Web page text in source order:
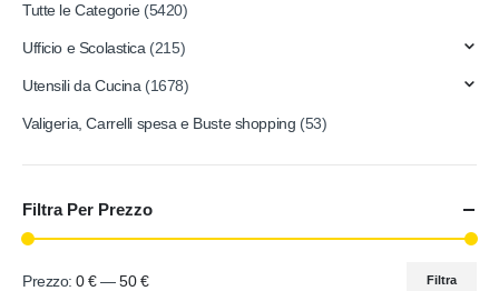
Tutte le Categorie (5420)
Ufficio e Scolastica (215)
Utensili da Cucina (1678)
Valigeria, Carrelli spesa e Buste shopping (53)
Filtra Per Prezzo
Filtra
Prezzo:0 €—50 €